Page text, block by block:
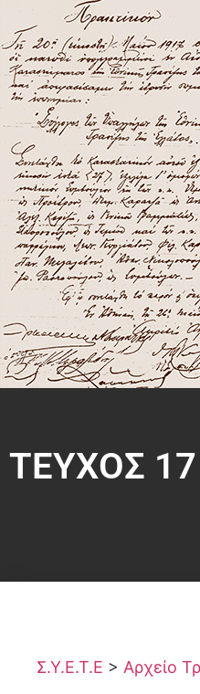
ΤΕΥΧΟΣ 17
Σ.Υ.Ε.Τ.Ε > Αρχείο